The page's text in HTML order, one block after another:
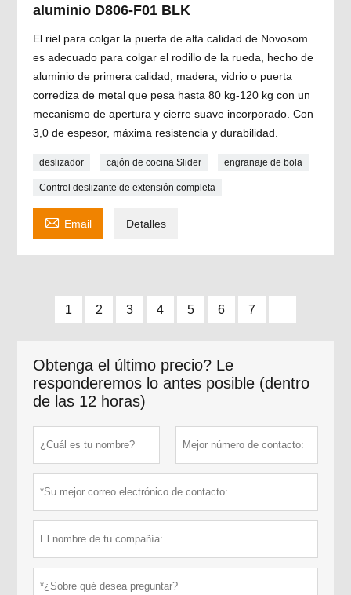
aluminio D806-F01 BLK
El riel para colgar la puerta de alta calidad de Novosom
es adecuado para colgar el rodillo de la rueda, hecho de
aluminio de primera calidad, madera, vidrio o puerta
corrediza de metal que pesa hasta 80 kg-120 kg con un
mecanismo de apertura y cierre suave incorporado. Con
3,0 de espesor, máxima resistencia y durabilidad.
deslizador cajón de cocina Slider engranaje de bola
Control deslizante de extensión completa
 Email Detalles
1 2 3 4 5 6 7
Obtenga el último precio? Le
responderemos lo antes posible (dentro
de las 12 horas)